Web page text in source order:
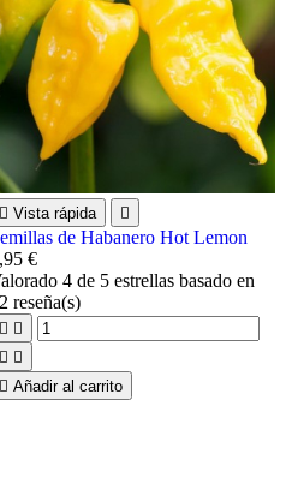
 Vista rápida 
de Habanero Hot Lemon
€
4de 5 estrellas basado en
reseña(s)
 
 
 Añadir al carrito